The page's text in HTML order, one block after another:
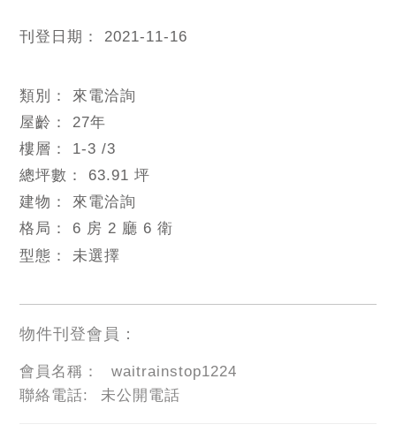
刊登日期： 2021-11-16
類別： 來電洽詢
屋齡： 27年
樓層： 1-3 /3
總坪數： 63.91 坪
建物： 來電洽詢
格局： 6 房 2 廳 6 衛
型態： 未選擇
物件刊登會員：
會員名稱：
waitrainstop1224
聯絡電話:
未公開電話